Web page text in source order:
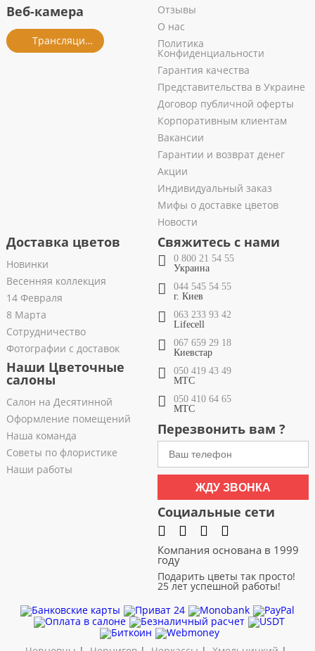
Веб-камера
Трансляция из салона
Отзывы
О нас
Политика
Конфиденциальности
Гарантия качества
Представительства в Украине
Договор публичной оферты
Корпоративным клиентам
Вакансии
Гарантии и возврат денег
Акции
Индивидуальный заказ
Мифы о доставке цветов
Новости
Доставка цветов
Новинки
Весенняя коллекция
14 Февраля
8 Марта
Сотрудничество
Фотографии с доставок
Наши Цветочные
салоны
Салон на Десятинной
Оформление помещений
Наша команда
Советы по флористике
Наши работы
Свяжитесь с нами
0 800 21 54 55
Украина
044 545 54 55
г. Киев
063 233 93 42
Lifecell
067 659 29 18
Киевстар
050 419 43 49
МТС
050 410 64 65
МТС
Перезвонить вам ?
ЖДУ ЗВОНКА
Социальные сети
Компания основана в 1999
году
Подарить цветы так просто!
25 лет успешной работы!